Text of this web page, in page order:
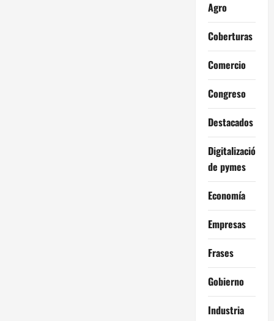
Agro
Coberturas
Comercio
Congreso
Destacados
Digitalización
de pymes
Economía
Empresas
Frases
Gobierno
Industria